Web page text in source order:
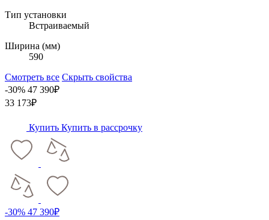
Тип установки
Встраиваемый
Ширина (мм)
590
Смотреть все Скрыть свойства
-30% 47 390₽
33 173₽
Купить Купить в рассрочку
-30% 47 390₽